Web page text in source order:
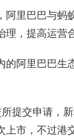
里巴巴与
，提高运营
阿里巴巴
提交申请，
市，不过